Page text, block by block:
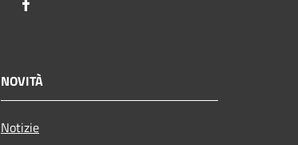
NOVITÀ
Notizie